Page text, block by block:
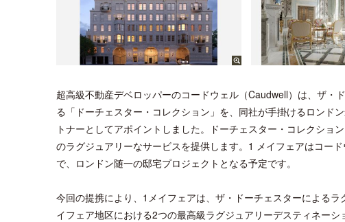
超高級不動産デベロッパーのコードウェル（Caudwell）は、ザ
る「ドーチェスター・コレクション」を、同社が手掛けるロンド
トナーとしてアポイントしました。ドーチェスター・コレクシ
のラグジュアリーなサービスを提供します。1 メイフェアはコー
で、ロンドン随一の邸宅プロジェクトとなる予定です。
今回の提携により、1メイフェアは、ザ・ドーチェスターによる
イフェア地区における2つの最高級ラグジュアリーデスティネー